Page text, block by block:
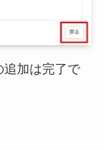
追加は完了で